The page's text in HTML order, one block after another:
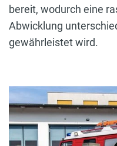
bereit, wodurch eine
Abwicklung
gewährleistet wird.